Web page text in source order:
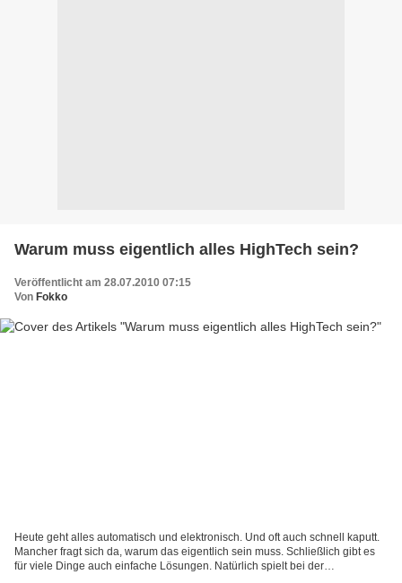
Warum muss eigentlich alles HighTech sein?
Veröffentlicht am 28.07.2010 07:15
Von Fokko
Heute geht alles automatisch und elektronisch. Und oft auch schnell kaputt.
Mancher fragt sich da, warum das eigentlich sein muss. Schließlich gibt es
für viele Dinge auch einfache Lösungen. Natürlich spielt bei der